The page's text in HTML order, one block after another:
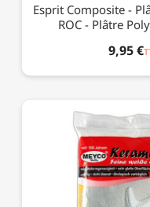
Esprit Composite -
ROC - Plâtre
9,95 €